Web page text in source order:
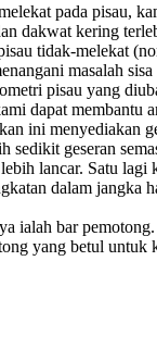
pada pisau,
dakwat kering
tidak-melekat
masalah
pisau yang
dapat membantu
ini menyediakan
sedikit geseran
lancar. Satu lagi
dalam jangka
ialah bar pemotong.
yang betul untuk